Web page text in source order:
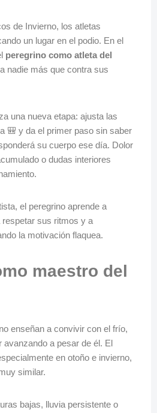
de Invierno, los atletas
un lugar en el podio. En el
peregrino como atleta del
nadie más que contra sus
una nueva etapa: ajusta las
🎒 y da el primer paso sin saber
su cuerpo ese día. Dolor
o dudas interiores
el peregrino aprende a
sus ritmos y a
la motivación flaquea.
maestro del
enseñan a convivir con el frío,
avanzando a pesar de él. El
en otoño e invierno,
similar.
bajas, lluvia persistente o